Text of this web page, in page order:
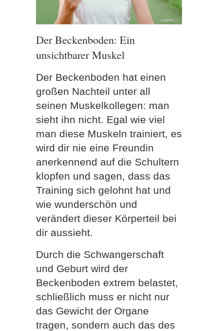
Der Beckenboden: Ein
unsichtbarer Muskel
Der Beckenboden hat einen
großen Nachteil unter all
seinen Muskelkollegen: man
sieht ihn nicht. Egal wie viel
man diese Muskeln trainiert, es
wird dir nie eine Freundin
anerkennend auf die Schultern
klopfen und sagen, dass das
Training sich gelohnt hat und
wie wunderschön und
verändert dieser Körperteil bei
dir aussieht.
Durch die Schwangerschaft
und Geburt wird der
Beckenboden extrem belastet,
schließlich muss er nicht nur
das Gewicht der Organe
tragen, sondern auch das des